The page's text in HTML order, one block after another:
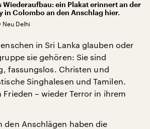
Wiederaufbau: ein Plakat erinnert an der
in Colombo an den Anschlag hier.
Neu Delhi
in Sri Lanka glauben oder
sie gehören: Sie sind
fassungslos. Christen und
Singhalesen und Tamilen.
Frieden – wieder Terror in ihrem
den Anschlägen haben die